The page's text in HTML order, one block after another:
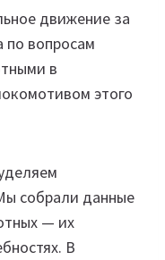
движение за
по вопросам
в
этого
собрали данные
— их
В